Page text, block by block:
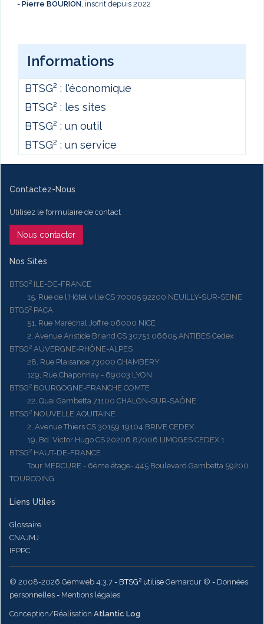
- Pierre BOURION, inscrit depuis 2022
Informations
BTSG² : l'économique
BTSG² : les sites
BTSG² : un outil
BTSG² : un service
Contactez-Nous
Utilisez le formulaire de contact
Nous contacter
Nos Sites
BTSG² ILE-DE-FRANCE
15, Rue de l'Hôtel ville CS 70005 92200 NEUILLY-SUR-SEINE
BTGS² PACA
51, Rue Maréchal Joffre 06000 NICE
2, Avenue Aristide Briand CS 30751 06605 ANTIBES Cedex
BTSG² AUVERGNE-RHÔNE-ALPES
28, Rue Plaisance 73000 CHAMBERY
129, Rue Chaponnay - 69003 LYON
BTSG² BOURGOGNE-FRANCHE COMTE
22, Quai Gambetta 71100 CHALON-SUR-SAÔNE
BTSG² NOUVELLE AQUITAINE
2, Avenue Thiers CS 30159 19104 BRIVE CEDEX
19, Bd. Victor Hugo CS 20206 87006 LIMOGES CEDEX 1
BTSG² HAUT-DE-FRANCE
Tour MERCURE - 6ème étage- 445 Boulevard Gambetta 59200
TOURCOING
Liens Utiles
Glossaire
CNAJMJ
IFPPC
© 2008-2026 Gemweb 4.3.7 - BTSG² utilise Gemarcur © - Données
personnelles - Mentions légales
Conception/Réalisation Atlantic Log